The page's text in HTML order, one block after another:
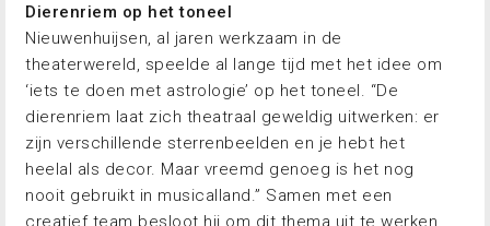
Dierenriem op het toneel
Nieuwenhuijsen, al jaren werkzaam in de
theaterwereld, speelde al lange tijd met het idee om
‘iets te doen met astrologie’ op het toneel. “De
dierenriem laat zich theatraal geweldig uitwerken: er
zijn verschillende sterrenbeelden en je hebt het
heelal als decor. Maar vreemd genoeg is het nog
nooit gebruikt in musicalland.” Samen met een
creatief team besloot hij om dit thema uit te werken